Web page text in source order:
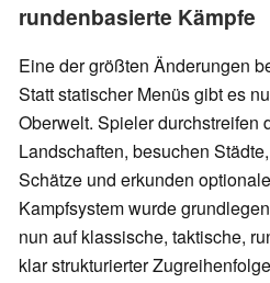
rundenbasierte Kämpfe
Eine der größten Änderungen
Statt statischer Menüs gibt es
Oberwelt. Spieler durchstreifen
Landschaften, besuchen
Schätze und erkunden
Kampfsystem wurde
nun auf klassische, taktische,
klar strukturierter